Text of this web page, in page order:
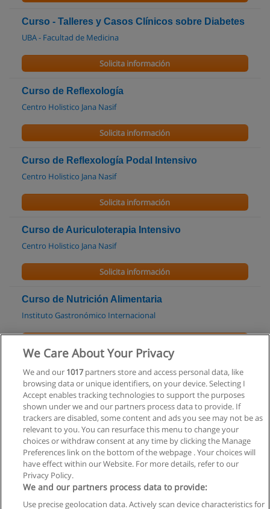
Curso - Talleres y Casos Clínicos sobre Diabetes
UBA - Facultad de Medicina
Solicita información
Curso de Reflexología
Centro Holistico Jana Nasif
Solicita información
Curso de Reflexología Podal Intensivo
Centro Holistico Jana Nasif
Solicita información
Curso de Auriculoterapia Intensivo
Centro Holistico Jana Nasif
Solicita información
Curso de Nutrición Alimentaria
Instituto Gastronómico Internacional
Carrera de Administración de Servicios de Salud
POLITEC Politécnico de la ciudad
Solicita información
Privacidad de datos
We Care About Your Privacy
We and our 1017partners store and access personal data, like
browsing data or unique identifiers, on your device. Selecting I
Accept enables tracking technologies to support the purposes
shown under we and our partners process data to provide. If
trackers are disabled, some content and ads you see may not be as
relevant to you. You can resurface this menu to change your
choices or withdraw consent at any time by clicking the Manage
Preferences link on the bottom of the webpage . Your choices will
have effect within our Website. For more details, refer to our
Privacy Policy.
We and our partners process data to provide:
Use precise geolocation data. Actively scan device characteristics for